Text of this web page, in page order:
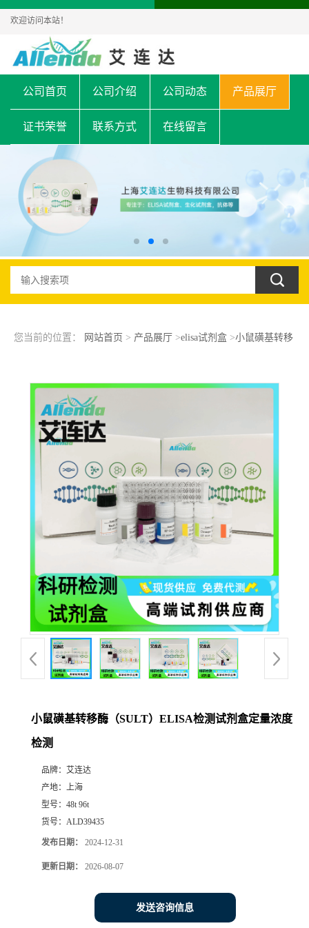
欢迎访问本站！
公司首页 公司介绍 公司动态 产品展厅
证书荣誉 联系方式 在线留言
您当前的位置： 网站首页 > 产品展厅 >elisa试剂盒>小鼠磺基转移
小鼠磺基转移酶（SULT）ELISA检测试剂盒定量浓度
检测
品牌： 艾连达
产地： 上海
型号： 48t 96t
货号： ALD39435
发布日期： 2024-12-31
更新日期： 2026-08-07
发送咨询信息